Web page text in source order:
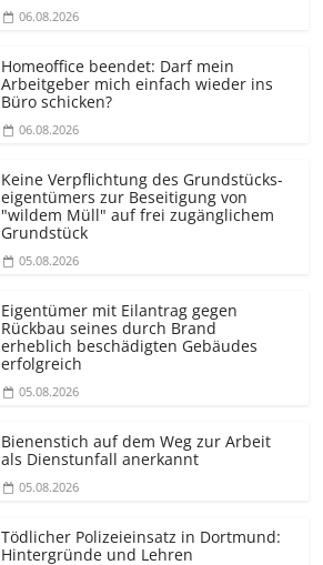
06.08.2026
Homeoffice beendet: Darf mein
Arbeitgeber mich einfach wieder ins
Büro schicken?
06.08.2026
Keine Verpflichtung des Grundstücks­
eigentümers zur Beseitigung von
"wildem Müll" auf frei zugänglichem
Grundstück
05.08.2026
Eigentümer mit Eilantrag gegen
Rückbau seines durch Brand
erheblich beschädigten Gebäudes
erfolgreich
05.08.2026
Bienenstich auf dem Weg zur Arbeit
als Dienstunfall anerkannt
05.08.2026
Tödlicher Polizeieinsatz in Dortmund:
Hintergründe und Lehren